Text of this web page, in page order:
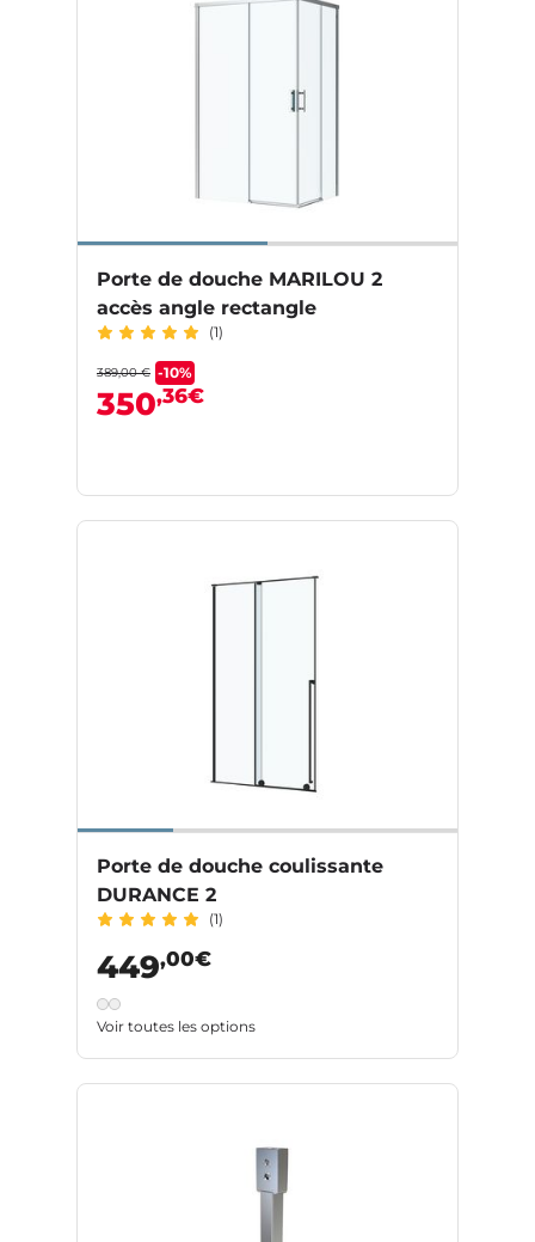
Porte de douche MARILOU 2
accès angle rectangle
(1)
389,00 € -10%
350,36€
Porte de douche coulissante
DURANCE 2
(1)
449,00€
Voir toutes les options